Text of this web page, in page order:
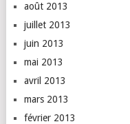
août 2013
juillet 2013
juin 2013
mai 2013
avril 2013
mars 2013
février 2013